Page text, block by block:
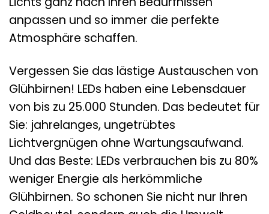
anpassen und so immer die perfekte
Atmosphäre schaffen.
Vergessen Sie das lästige Austauschen von
Glühbirnen! LEDs haben eine Lebensdauer
von bis zu 25.000 Stunden. Das bedeutet für
Sie: jahrelanges, ungetrübtes
Lichtvergnügen ohne Wartungsaufwand.
Und das Beste: LEDs verbrauchen bis zu 80%
weniger Energie als herkömmliche
Glühbirnen. So schonen Sie nicht nur Ihren